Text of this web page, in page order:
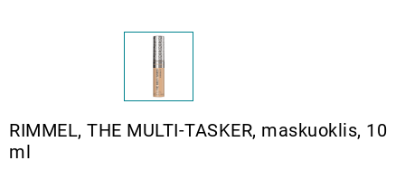
RIMMEL, THE MULTI-TASKER, maskuoklis, 10
ml